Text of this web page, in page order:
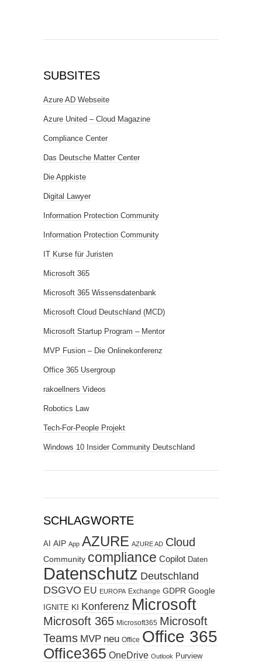
SUBSITES
Azure AD Webseite
Azure United – Cloud Magazine
Compliance Center
Das Deutsche Matter Center
Die Appkiste
Digital Lawyer
Information Protection Community
Information Protection Community
IT Kurse für Juristen
Microsoft 365
Microsoft 365 Wissensdatenbank
Microsoft Cloud Deutschland (MCD)
Microsoft Startup Program – Mentor
MVP Fusion – Die Onlinekonferenz
Office 365 Usergroup
rakoellners Videos
Robotics Law
Tech-For-People Projekt
Windows 10 Insider Community Deutschland
SCHLAGWORTE
AI AIP App AZURE AZURE AD Cloud
Community compliance Copilot Daten
Datenschutz Deutschland
DSGVO EU EUROPA Exchange GDPR Google
IGNITE KI Konferenz Microsoft
Microsoft 365 Microsoft365 Microsoft
Teams MVP neu Office Office 365
Office365 OneDrive Outlook Purview